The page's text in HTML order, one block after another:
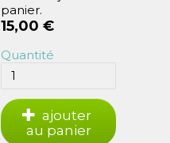
panier.
15,00 €
Quantité
ajouter
au panier